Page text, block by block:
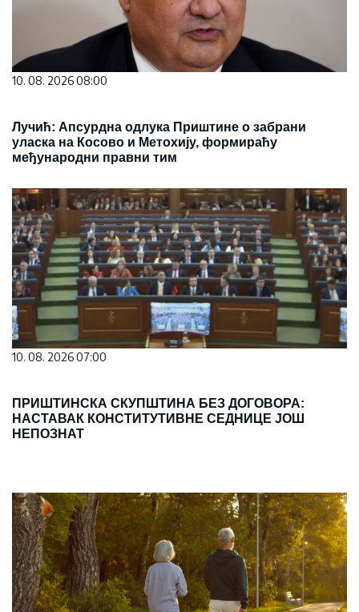
10. 08. 2026 08:00
Лучић: Апсурдна одлука Приштине о забрани
уласка на Косово и Метохију, формираћу
међународни правни тим
10. 08. 2026 07:00
ПРИШТИНСКА СКУПШТИНА БЕЗ ДОГОВОРА:
НАСТАВАК КОНСТИТУТИВНЕ СЕДНИЦЕ ЈОШ
НЕПОЗНАТ